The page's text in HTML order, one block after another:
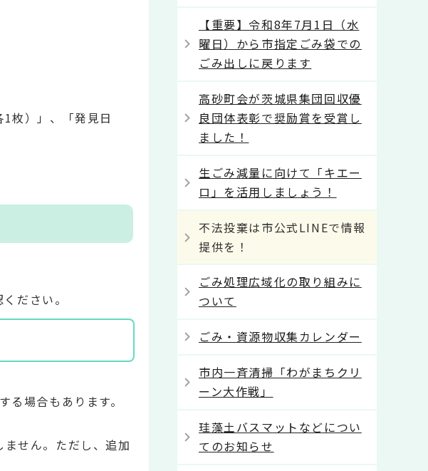
枚）」、「発見日
ださい。
る場合もあります。
せん。ただし、追加
【重要】令和8年7月1日（水
曜日）から市指定ごみ袋での
ごみ出しに戻ります
高砂町会が茨城県集団回収優
良団体表彰で奨励賞を受賞し
ました！
生ごみ減量に向けて「キエー
ロ」を活用しましょう！
不法投棄は市公式LINEで情報
提供を！
ごみ処理広域化の取り組みに
ついて
ごみ・資源物収集カレンダー
市内一斉清掃「わがまちクリ
ーン大作戦」
珪藻土バスマットなどについ
てのお知らせ